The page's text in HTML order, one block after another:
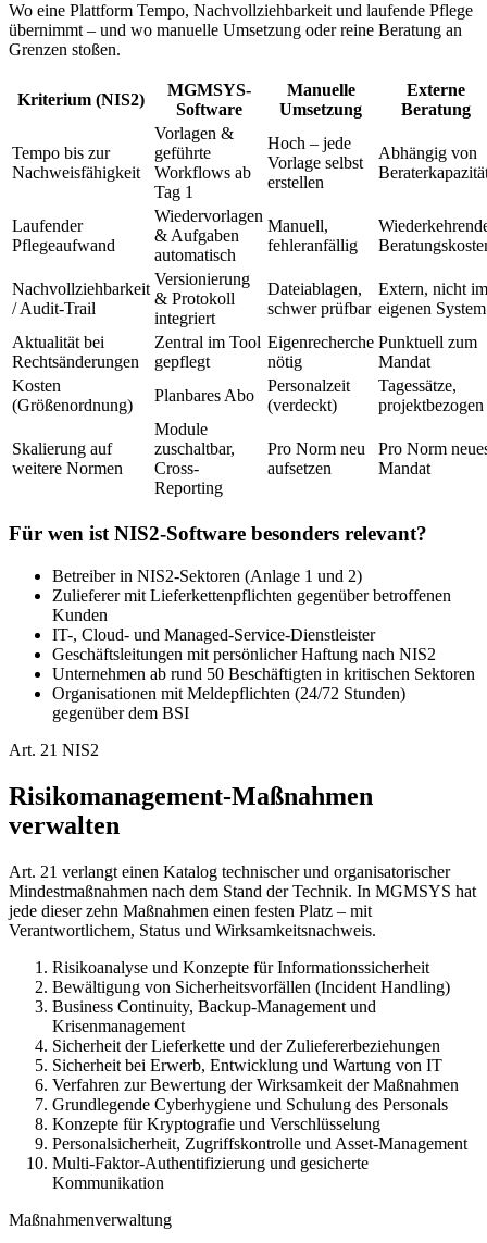
Wo eine Plattform Tempo, Nachvollziehbarkeit und laufende Pflege
übernimmt – und wo manuelle Umsetzung oder reine Beratung an
Grenzen stoßen.
Kriterium (NIS2)
MGMSYS-
Software
Manuelle
Umsetzung
Externe
Beratung
Tempo bis zur
Nachweisfähigkeit
Vorlagen &
geführte
Workflows ab
Tag 1
Hoch – jede
Vorlage selbst
erstellen
Abhängig von
Laufender
Pflegeaufwand
Wiedervorlagen
& Aufgaben
automatisch
Manuell,
fehleranfällig
Nachvollziehbarkeit
/ Audit-Trail
Versionierung
& Protokoll
integriert
Dateiablagen,
schwer prüfbar
Extern, nicht im
eigenen System
Aktualität bei
Rechtsänderungen
Zentral im Tool
gepflegt
Eigenrecherche
nötig
Punktuell zum
Mandat
Kosten
(Größenordnung)
Planbares Abo
Personalzeit
(verdeckt)
Tagessätze,
projektbezogen
Skalierung auf
weitere Normen
Module
zuschaltbar,
Cross-
Reporting
Pro Norm neu
aufsetzen
Pro Norm
Mandat
Für wen ist NIS2-Software besonders relevant?
Betreiber in NIS2-Sektoren (Anlage 1 und 2)
Zulieferer mit Lieferkettenpflichten gegenüber betroffenen
Kunden
IT-, Cloud- und Managed-Service-Dienstleister
Geschäftsleitungen mit persönlicher Haftung nach NIS2
Unternehmen ab rund 50 Beschäftigten in kritischen Sektoren
Organisationen mit Meldepflichten (24/72 Stunden)
gegenüber dem BSI
Art. 21 NIS2
Risikomanagement-Maßnahmen
verwalten
Art. 21 verlangt einen Katalog technischer und organisatorischer
Mindestmaßnahmen nach dem Stand der Technik. In MGMSYS hat
jede dieser zehn Maßnahmen einen festen Platz – mit
Verantwortlichem, Status und Wirksamkeitsnachweis.
Risikoanalyse und Konzepte für Informationssicherheit
Bewältigung von Sicherheitsvorfällen (Incident Handling)
Business Continuity, Backup-Management und
Krisenmanagement
Sicherheit der Lieferkette und der Zuliefererbeziehungen
Sicherheit bei Erwerb, Entwicklung und Wartung von IT
Verfahren zur Bewertung der Wirksamkeit der Maßnahmen
Grundlegende Cyberhygiene und Schulung des Personals
Konzepte für Kryptografie und Verschlüsselung
Personalsicherheit, Zugriffskontrolle und Asset-Management
Multi-Faktor-Authentifizierung und gesicherte
Kommunikation
Maßnahmenverwaltung